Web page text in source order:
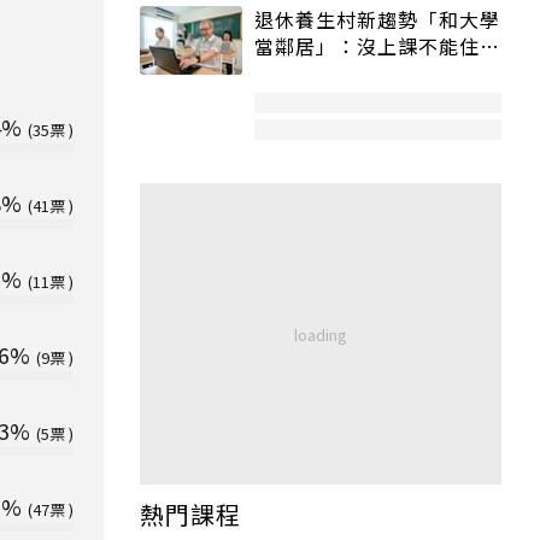
35
41
11
6% 9
3% 5
47
退休養生村新趨勢「和大學
當鄰居」：沒上課不能住、
熱門課程